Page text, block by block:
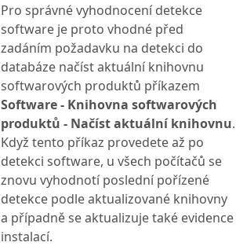
Pro správné vyhodnocení detekce
software je proto vhodné před
zadáním požadavku na detekci do
databáze načíst aktuální knihovnu
softwarových produktů příkazem
Software - Knihovna softwarových
produktů - Načíst aktuální knihovnu.
Když tento příkaz provedete až po
detekci software, u všech počítačů se
znovu vyhodnotí poslední pořízené
detekce podle aktualizované knihovny
a případně se aktualizuje také evidence
instalací.